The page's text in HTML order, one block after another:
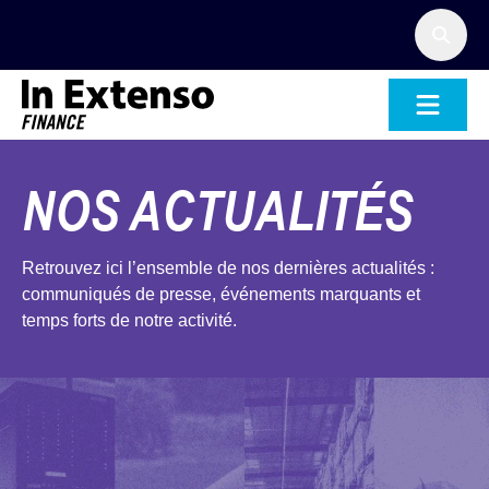
Accueil – In Extenso Finance
NOS ACTUALITÉS
Retrouvez ici l’ensemble de nos dernières actualités :
communiqués de presse, événements marquants et
temps forts de notre activité.